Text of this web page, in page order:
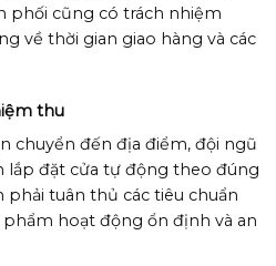
phối cũng có trách nhiệm
về thời gian giao hàng và các
thu
chuyển đến địa điểm, đội ngũ
lắp đặt cửa tự động theo đúng
phải tuân thủ các tiêu chuẩn
hoạt động ổn định và an